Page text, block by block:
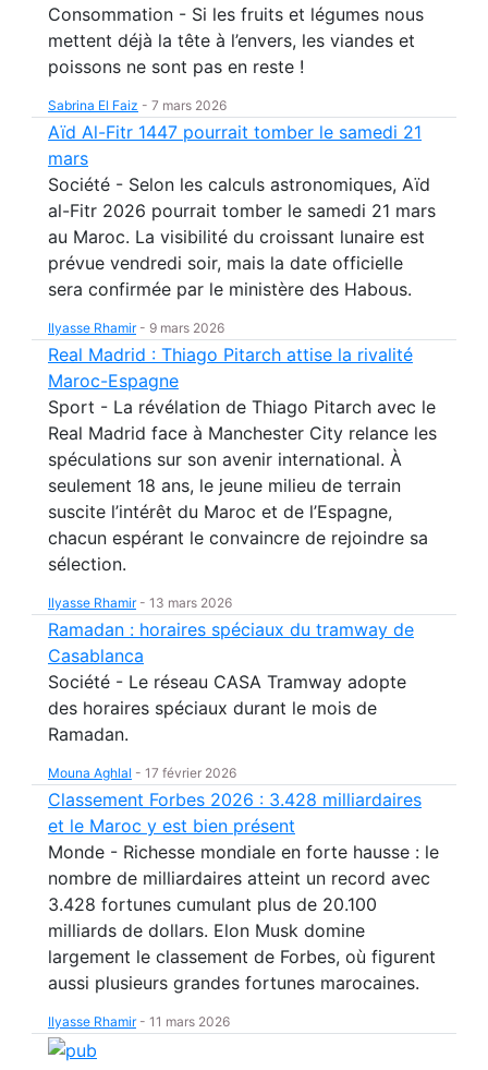
Consommation - Si les fruits et légumes nous
mettent déjà la tête à l’envers, les viandes et
poissons ne sont pas en reste !
Sabrina El Faiz - 7 mars 2026
Aïd Al-Fitr 1447 pourrait tomber le samedi 21
mars
Société - Selon les calculs astronomiques, Aïd
al-Fitr 2026 pourrait tomber le samedi 21 mars
au Maroc. La visibilité du croissant lunaire est
prévue vendredi soir, mais la date officielle
sera confirmée par le ministère des Habous.
Ilyasse Rhamir- 9 mars 2026
Real Madrid : Thiago Pitarch attise la rivalité
Maroc-Espagne
Sport - La révélation de Thiago Pitarch avec le
Real Madrid face à Manchester City relance les
spéculations sur son avenir international. À
seulement 18 ans, le jeune milieu de terrain
suscite l’intérêt du Maroc et de l’Espagne,
chacun espérant le convaincre de rejoindre sa
sélection.
Ilyasse Rhamir- 13 mars 2026
Ramadan : horaires spéciaux du tramway de
Casablanca
Société - Le réseau CASA Tramway adopte
des horaires spéciaux durant le mois de
Ramadan.
Mouna Aghlal - 17 février 2026
Classement Forbes 2026 : 3.428 milliardaires
et le Maroc y est bien présent
Monde - Richesse mondiale en forte hausse : le
nombre de milliardaires atteint un record avec
3.428 fortunes cumulant plus de 20.100
milliards de dollars. Elon Musk domine
largement le classement de Forbes, où figurent
aussi plusieurs grandes fortunes marocaines.
Ilyasse Rhamir- 11 mars 2026